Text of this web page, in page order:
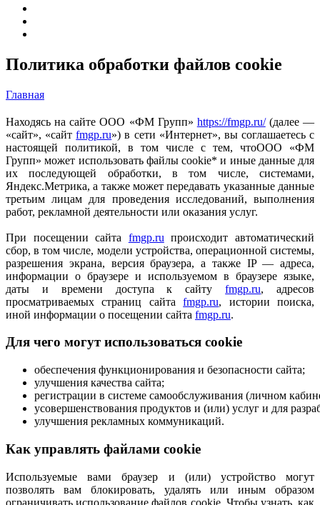
Политика обработки файлов cookie
Главная
Находясь на сайте ООО «ФМ Групп» https://fmgp.ru/(далее —
«сайт», «сайтfmgp.ru») в сети «Интернет», вы соглашаетесь с
настоящей политикой, в том числе с тем, чтоООО «ФМ
Групп» может использовать файлы cookie* и иные данные для
их последующей обработки, в том числе, системами,
Яндекс.Метрика, а также может передавать указанные данные
третьим лицам для проведения исследований, выполнения
работ, рекламной деятельности или оказания услуг.
При посещении сайта fmgp.ru происходит автоматический
сбор, в том числе, модели устройства, операционной системы,
разрешения экрана, версия браузера, а также IP — адреса,
информации о браузере и используемом в браузере языке,
даты и времени доступа к сайтуfmgp.ru, адресов
просматриваемых страниц сайтаfmgp.ru, истории поиска,
иной информации о посещении сайта fmgp.ru.
Для чего могут использоваться cookie
обеспечения функционирования и безопасности сайта;
улучшения качества сайта;
регистрации в системе самообслуживания (личном
усовершенствования продуктов и (или) услуг и для
улучшения рекламных коммуникаций.
Как управлять файлами cookie
Используемые вами браузер и (или) устройство могут
позволять вам блокировать, удалять или иным образом
ограничивать использование файлов cookie. Чтобы узнать, как